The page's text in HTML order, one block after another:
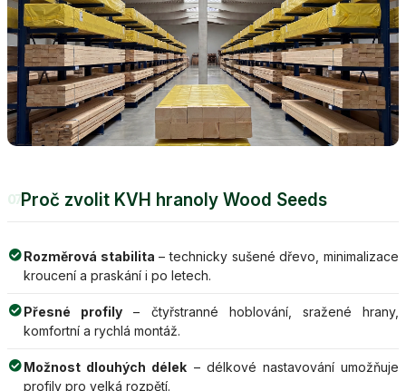
07Proč zvolit KVH hranoly Wood Seeds
Rozměrová stabilita – technicky sušené dřevo, minimalizace
kroucení a praskání i po letech.
Přesné profily – čtyřstranné hoblování, sražené hrany,
komfortní a rychlá montáž.
Možnost dlouhých délek – délkové nastavování umožňuje
profily pro velká rozpětí.